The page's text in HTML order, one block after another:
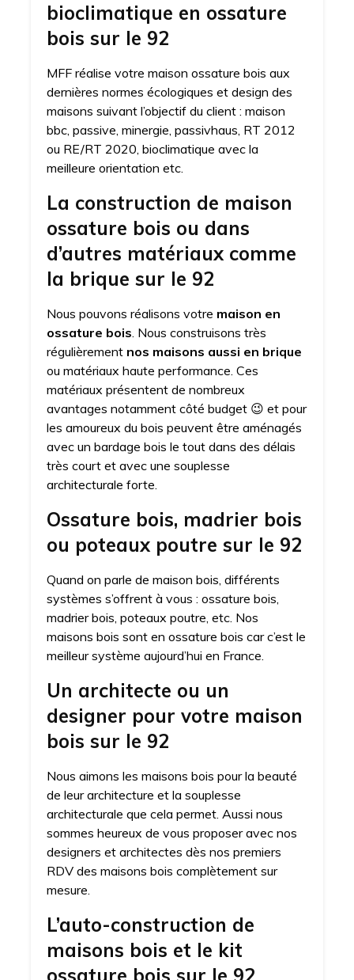
bioclimatique en ossature
bois sur le 92
MFF réalise votre maison ossature bois aux
dernières normes écologiques et design des
maisons suivant l’objectif du client : maison
bbc, passive, minergie, passivhaus, RT 2012
ou RE/RT 2020, bioclimatique avec la
meilleure orientation etc.
La construction de maison
ossature bois ou dans
d’autres matériaux comme
la brique sur le 92
Nous pouvons réalisons votre maison en
ossature bois. Nous construisons très
régulièrement nos maisons aussi en brique
ou matériaux haute performance. Ces
matériaux présentent de nombreux
avantages notamment côté budget 😉 et pour
les amoureux du bois peuvent être aménagés
avec un bardage bois le tout dans des délais
très court et avec une souplesse
architecturale forte.
Ossature bois, madrier bois
ou poteaux poutre sur le 92
Quand on parle de maison bois, différents
systèmes s’offrent à vous : ossature bois,
madrier bois, poteaux poutre, etc. Nos
maisons bois sont en ossature bois car c’est le
meilleur système aujourd’hui en France.
Un architecte ou un
designer pour votre maison
bois sur le 92
Nous aimons les maisons bois pour la beauté
de leur architecture et la souplesse
architecturale que cela permet. Aussi nous
sommes heureux de vous proposer avec nos
designers et architectes dès nos premiers
RDV des maisons bois complètement sur
mesure.
L’auto-construction de
maisons bois et le kit
ossature bois sur le 92